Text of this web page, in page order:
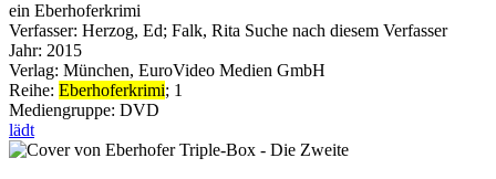
ein Eberhoferkrimi
Verfasser: Herzog, Ed; Falk, Rita Suche nach diesem Verfasser
Jahr: 2015
Verlag: München, EuroVideo Medien GmbH
Reihe: Eberhoferkrimi; 1
Mediengruppe: DVD
lädt